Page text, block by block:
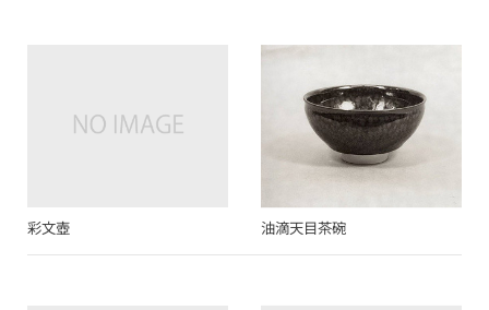
彩文壺 油滴天目茶碗